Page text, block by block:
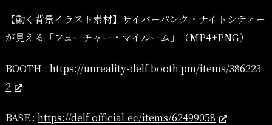
【動く背景イラスト素材】サイバーパンク・ナイトシティー
が見える「フューチャー・マイルーム」（MP4+PNG）
BOOTH : https://unreality-delf.booth.pm/items/386223
2
BASE : https://delf.official.ec/items/62499058